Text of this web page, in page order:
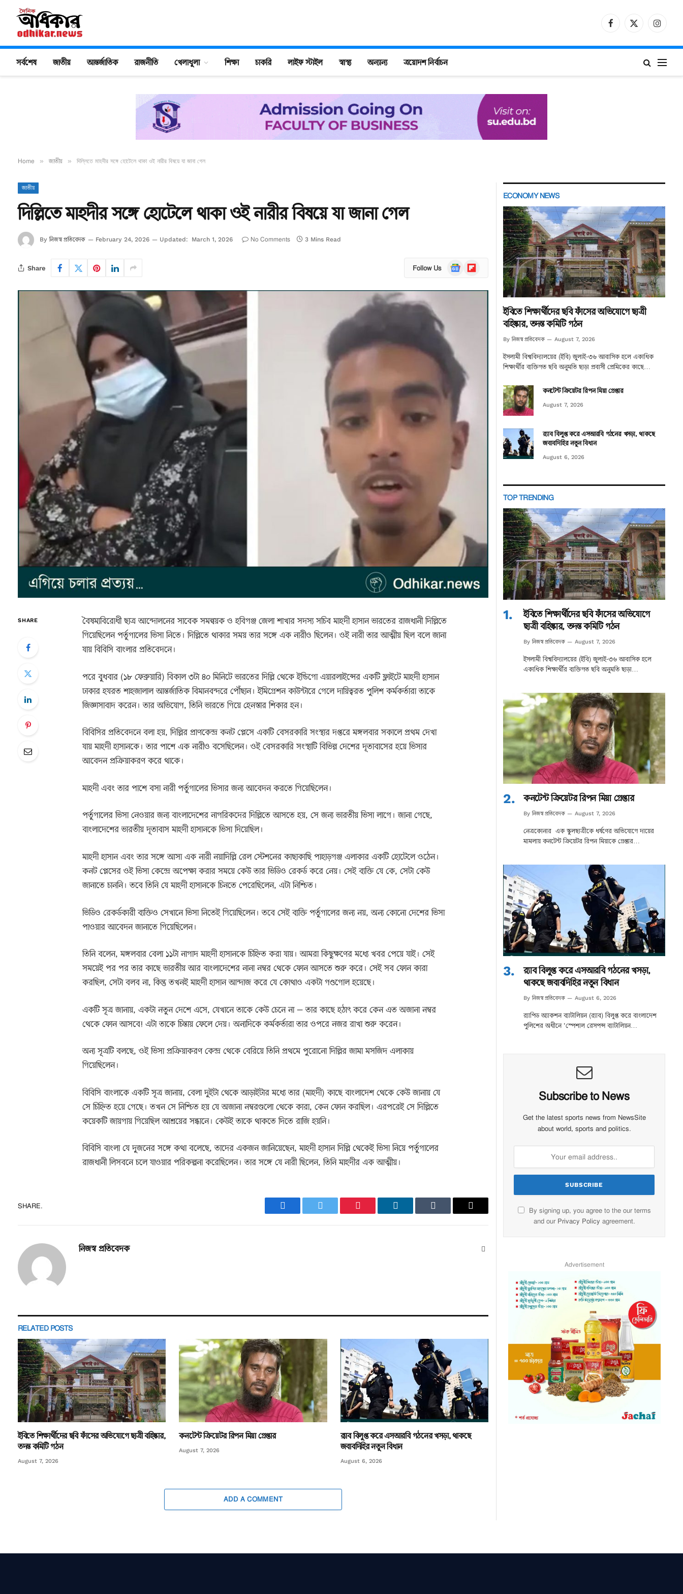
Facebook
X
সর্বশেষ জাতীয় আন্তর্জাতিক রাজনীতি খেলাধুলা শিক্ষা চাকরি লাইফ স্টাইল স্বাস্থ্য অন্যান্য ত্রয়োদশ নির্বাচন
Home » জাতীয় » দিল্লিতে মাহদীর সঙ্গে হোটেলে থাকা ওই নারীর বিষয়ে যা জানা গেল
জাতীয়
দিল্লিতে মাহদীর সঙ্গে হোটেলে থাকা ওই নারীর বিষয়ে যা জানা গেল
By নিজস্ব প্রতিবেদক February 24, 2026 Updated: March 1, 2026 No Comments 3 Mins Read
Share Follow Us
Google
News
Flipboard
SHARE
বৈষম্যবিরোধী ছাত্র আন্দোলনের সাবেক সমন্বয়ক ও হবিগঞ্জ জেলা শাখার সদস্য সচিব মাহদী হাসান ভারতের রাজধানী দিল্লিতে
গিয়েছিলেন পর্তুগালের ভিসা নিতে। দিল্লিতে থাকার সময় তার সঙ্গে এক নারীও ছিলেন। ওই নারী তার আত্মীয় ছিল বলে জানা
যায় বিবিসি বাংলার প্রতিবেদনে।
পরে বুধবার (১৮ ফেব্রুয়ারি) বিকাল ৩টা ৪০ মিনিটে ভারতের দিল্লি থেকে ইন্ডিগো এয়ারলাইন্সের একটি ফ্লাইটে মাহদী হাসান
ঢাকার হযরত শাহজালাল আন্তর্জাতিক বিমানবন্দরে পৌঁছান। ইমিগ্রেশন কাউন্টারে গেলে দায়িত্বরত পুলিশ কর্মকর্তারা তাকে
জিজ্ঞাসাবাদ করেন। তার অভিযোগ, তিনি ভারতে গিয়ে হেনস্তার শিকার হন।
বিবিসির প্রতিবেদনে বলা হয়, দিল্লির প্রাণকেন্দ্র কনট প্লেসে একটি বেসরকারি সংস্থার দপ্তরে মঙ্গলবার সকালে প্রথম দেখা
যায় মাহদী হাসানকে। তার পাশে এক নারীও বসেছিলেন। ওই বেসরকারি সংস্থাটি বিভিন্ন দেশের দূতাবাসের হয়ে ভিসার
আবেদন প্রক্রিয়াকরণ করে থাকে।
মাহদী এবং তার পাশে বসা নারী পর্তুগালের ভিসার জন্য আবেদন করতে গিয়েছিলেন।
পর্তুগালের ভিসা নেওয়ার জন্য বাংলাদেশের নাগরিকদের দিল্লিতে আসতে হয়, সে জন্য ভারতীয় ভিসা লাগে। জানা গেছে,
বাংলাদেশের ভারতীয় দূতাবাস মাহদী হাসানকে ভিসা দিয়েছিল।
মাহদী হাসান এবং তার সঙ্গে আসা এক নারী নয়াদিল্লি রেল স্টেশনের কাছাকাছি পাহাড়গঞ্জ এলাকার একটি হোটেলে ওঠেন।
কনট প্লেসের ওই ভিসা কেন্দ্রে অপেক্ষা করার সময়ে কেউ তার ভিডিও রেকর্ড করে নেয়। সেই ব্যক্তি যে কে, সেটা কেউ
জানাতে চাননি। তবে তিনি যে মাহদী হাসানকে চিনতে পেরেছিলেন, এটা নিশ্চিত।
ভিডিও রেকর্ডকারী ব্যক্তিও সেখানে ভিসা নিতেই গিয়েছিলেন। তবে সেই ব্যক্তি পর্তুগালের জন্য নয়, অন্য কোনো দেশের ভিসা
পাওয়ার আবেদন জানাতে গিয়েছিলেন।
তিনি বলেন, মঙ্গলবার বেলা ১১টা নাগাদ মাহদী হাসানকে চিহ্নিত করা যায়। আমরা কিছুক্ষণের মধ্যে খবর পেয়ে যাই। সেই
সময়েই পর পর তার কাছে ভারতীয় আর বাংলাদেশের নানা নম্বর থেকে ফোন আসতে শুরু করে। সেই সব ফোন কারা
করছিল, সেটা বলব না, কিন্তু তখনই মাহদী হাসান আন্দাজ করে যে কোথাও একটা গণ্ডগোল হয়েছে।
একটি সূত্র জানায়, একটা নতুন দেশে এসে, যেখানে তাকে কেউ চেনে না – তার কাছে হঠাৎ করে কেন এত অজানা নম্বর
থেকে ফোন আসবে! এটা তাকে চিন্তায় ফেলে দেয়। অন্যদিকে কর্মকর্তারা তার ওপরে নজর রাখা শুরু করেন।
অন্য সূত্রটি বলছে, ওই ভিসা প্রক্রিয়াকরণ কেন্দ্র থেকে বেরিয়ে তিনি প্রথমে পুরোনো দিল্লির জামা মসজিদ এলাকায়
গিয়েছিলেন।
বিবিসি বাংলাকে একটি সূত্র জানায়, বেলা দুইটা থেকে আড়াইটার মধ্যে তার (মাহদী) কাছে বাংলাদেশ থেকে কেউ জানায় যে
সে চিহ্নিত হয়ে গেছে। তখন সে নিশ্চিত হয় যে অজানা নম্বরগুলো থেকে কারা, কেন ফোন করছিল। এরপরেই সে দিল্লিতে
কয়েকটি জায়গায় গিয়েছিল আশ্রয়ের সন্ধানে। কেউই তাকে থাকতে দিতে রাজি হয়নি।
বিবিসি বাংলা যে দুজনের সঙ্গে কথা বলেছে, তাদের একজন জানিয়েছেন, মাহদী হাসান দিল্লি থেকেই ভিসা নিয়ে পর্তুগালের
রাজধানী লিসবনে চলে যাওয়ার পরিকল্পনা করেছিলেন। তার সঙ্গে যে নারী ছিলেন, তিনি মাহদীর এক আত্মীয়।
SHARE.
FacebookTwitter PinterestLinkedIn Tumblr Email
নিজস্ব প্রতিবেদক
RELATED POSTS
ইবিতে শিক্ষার্থীদের ছবি ফাঁসের অভিযোগে ছাত্রী বহিষ্কার,
তদন্ত কমিটি গঠন
August 7, 2026
কনটেন্ট ক্রিয়েটর রিপন মিয়া গ্রেপ্তার
August 7, 2026
র‌্যাব বিলুপ্ত করে এসআরবি গঠনের খসড়া, থাকছে
জবাবদিহির নতুন বিধান
August 6, 2026
ADD A COMMENT
ECONOMY NEWS
ইবিতে শিক্ষার্থীদের ছবি ফাঁসের অভিযোগে ছাত্রী
বহিষ্কার, তদন্ত কমিটি গঠন
By নিজস্ব প্রতিবেদক August 7, 2026
ইসলামী বিশ্ববিদ্যালয়ের (ইবি) জুলাই-৩৬ আবাসিক হলে একাধিক
শিক্ষার্থীর ব্যক্তিগত ছবি অনুমতি ছাড়া প্রবাসী প্রেমিকের কাছে…
কনটেন্ট ক্রিয়েটর রিপন মিয়া গ্রেপ্তার
August 7, 2026
র‌্যাব বিলুপ্ত করে এসআরবি গঠনের খসড়া, থাকছে
জবাবদিহির নতুন বিধান
August 6, 2026
TOP TRENDING
ইবিতে শিক্ষার্থীদের ছবি ফাঁসের অভিযোগে
ছাত্রী বহিষ্কার, তদন্ত কমিটি গঠন
By নিজস্ব প্রতিবেদক August 7, 2026
ইসলামী বিশ্ববিদ্যালয়ের (ইবি) জুলাই-৩৬ আবাসিক হলে
একাধিক শিক্ষার্থীর ব্যক্তিগত ছবি অনুমতি ছাড়া…
কনটেন্ট ক্রিয়েটর রিপন মিয়া গ্রেপ্তার
By নিজস্ব প্রতিবেদক August 7, 2026
নেত্রকোনার এক স্কুলছাত্রীকে ধর্ষণের অভিযোগে দায়ের
মামলায় কনটেন্ট ক্রিয়েটর রিপন মিয়াকে গ্রেপ্তার…
র‌্যাব বিলুপ্ত করে এসআরবি গঠনের খসড়া,
থাকছে জবাবদিহির নতুন বিধান
By নিজস্ব প্রতিবেদক August 6, 2026
র‌্যাপিড অ্যাকশন ব্যাটালিয়ন (র‌্যাব) বিলুপ্ত করে বাংলাদেশ
পুলিশের অধীনে ‘স্পেশাল রেসপন্স ব্যাটালিয়ন…
Subscribe to News
Get the latest sports news from NewsSite
about world, sports and politics.
By signing up, you agree to the our terms
and our Privacy Policy agreement.
Advertisement